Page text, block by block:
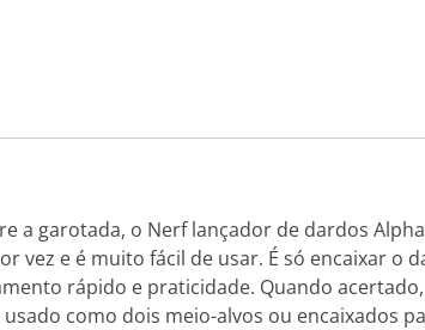
a garotada, o Nerf lançador de dardos
vez e é muito fácil de usar. É só encaixar o
rápido e praticidade. Quando
como dois meio-alvos ou encaixados